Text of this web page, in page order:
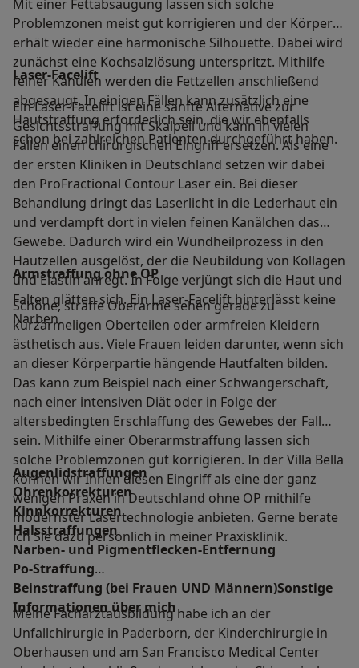
Mit einer Fettabsaugung lassen sich solche
Problemzonen meist gut korrigieren und der Körper
erhält wieder eine harmonische Silhouette. Dabei wird
zunächst eine Kochsalzlösung unterspritzt. Mithilfe
feiner Kanülen werden die Fettzellen anschließend
abgesaugt. In einigen Fällen kann zusätzlich eine
Hautstraffung erforderlich sein, die wir ebenfalls
schon bei zahlreichen Patienten durchgeführt haben.
Laser-Facelift
Ein Laser-Facelift ist eine sanfte Alternative zur
Gesichtsstraffung mit Skalpell und kann in vielen
Fällen einen chirurgischen Eingriff ersetzen. Als eine
der ersten Kliniken in Deutschland setzen wir dabei
den ProFractional Contour Laser ein. Bei dieser
Behandlung dringt das Laserlicht in die Lederhaut ein
und verdampft dort in vielen feinen Kanälchen das
Gewebe. Dadurch wird ein Wundheilprozess in den
Hautzellen ausgelöst, der die Neubildung von Kollagen
und Elastin anregt. In Folge verjüngt sich die Haut und
Falten glätten sich. Ein Laser-Facelift hinterlässt keine
Narben.
Armstraffung ohne OP
Schöne, straffe Oberarme sehen gerade zu
kurzärmeligen Oberteilen oder armfreien Kleidern
ästhetisch aus. Viele Frauen leiden darunter, wenn sich
an dieser Körperpartie hängende Hautfalten bilden.
Das kann zum Beispiel nach einer Schwangerschaft,
nach einer intensiven Diät oder in Folge der
altersbedingten Erschlaffung des Gewebes der Fall
sein. Mithilfe einer Oberarmstraffung lassen sich
solche Problemzonen gut korrigieren. In der Villa Bella
können wir Ihnen diesen Eingriff als eine der ganz
wenigen Praxen in Deutschland ohne OP mithilfe
modernster Lasertechnologie anbieten. Gerne berate
ich Sie dazu persönlich in meiner Praxisklinik.
Augenlidstraffungen
Ohrenkorrekturen
Kinnkorrekturen
Halsstraffungen
Narben- und Pigmentflecken-Entfernung
Po-Straffung
Beinstraffung (bei Frauen UND Männern)Sonstige
Informationen über mich
Meine Facharztausbildung habe ich an der
Unfallchirurgie in Paderborn, der Kinderchirurgie in
Oberhausen und am San Francisco Medical Center